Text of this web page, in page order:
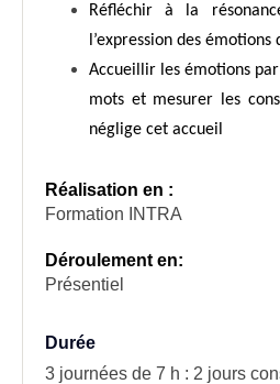
Réfléchir à la
l’expression des émotions
Accueillir les émotions
mots et mesurer les
néglige cet accueil
Réalisation en :
Formation INTRA
Déroulement en:
Présentiel
Durée
3 journées de 7 h : 2 jours